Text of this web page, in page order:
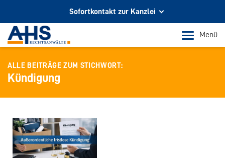
Sofortkontakt zur Kanzlei
Ihr Partner für Rechtsberatung
In Köln und Bonn
Telefon Köln
+49 221 973 096 0
E-Mail-Kontakt
info@ahs-kanzlei.de
Menü
ALLE BEITRÄGE ZUM STICHWORT:
Kündigung